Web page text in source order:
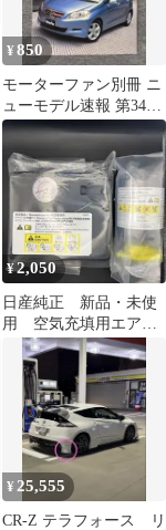
¥850
モーターファン別冊 ニ
ューモデル速報 第343
弾 ホンダエディックス
のすべて
¥2,050
日産純正 新品・未使
用 空気充填用エアコ
ンプレッサー タイヤパ
ンク応急修理剤
¥ 25,555
CR-Z テラフォース リ